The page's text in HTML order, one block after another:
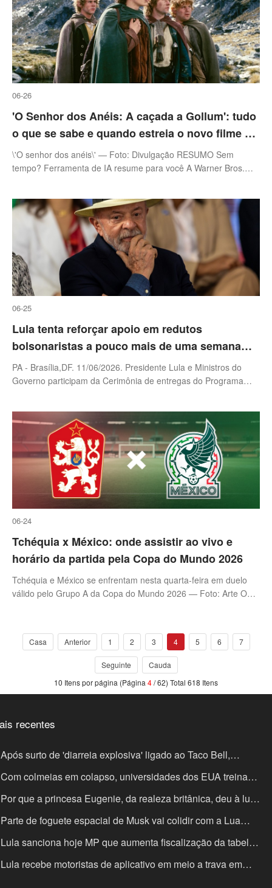
06-26
'O Senhor dos Anéis: A caçada a Gollum': tudo
o que se sabe e quando estreia o novo filme da
série
\'O senhor dos anéis\' — Foto: Divulgação RESUMO Sem
tempo? Ferramenta de IA resume para você A Warner Bros.
06-25
Lula tenta reforçar apoio em redutos
bolsonaristas a pouco mais de uma semana
para prazo final de inaugurações
PA - Brasília,DF. 11/06/2026. Presidente Lula e Ministros do
Governo participam da Cerimônia de entregas do Programa
06-24
Tchéquia x México: onde assistir ao vivo e
horário da partida pela Copa do Mundo 2026
Tchéquia e México se enfrentam nesta quarta-feira em duelo
válido pelo Grupo A da Copa do Mundo 2026 — Foto: Arte O
Casa Anterior 1 2 3 4 5 6 7
Seguinte
Cauda
10 Itens por página (Página 4/ 62) Total 618 Itens
recentes
Após surto de 'diarreia explosiva' ligado ao Taco Bell,
enfrenta investigação por salmonela
Com colmeias em colapso, universidades dos EUA treinam
para cuidar de abelhas
Por que a princesa Eugenie, da realeza britânica, deu à luz
terceira filha em Lisboa
Parte de foguete espacial de Musk vai colidir com a Lua
quarta-feira: saiba a que horas e por que manobra será
Lula sanciona hoje MP que aumenta fiscalização da tabela
frete; entenda o que muda
Lula recebe motoristas de aplicativo em meio a trava em